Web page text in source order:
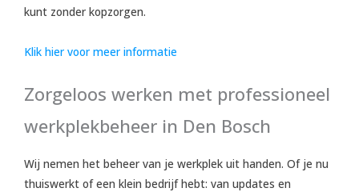
kunt zonder kopzorgen.
Klik hier voor meer informatie
Zorgeloos werken met professioneel
werkplekbeheer in Den Bosch
Wij nemen het beheer van je werkplek uit handen. Of je nu
thuiswerkt of een klein bedrijf hebt: van updates en